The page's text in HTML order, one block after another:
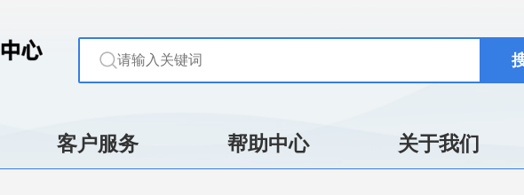
客户服务 帮助中心 关于我们